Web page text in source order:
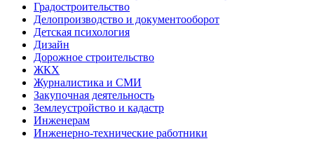
Градостроительство
Делопроизводство и документооборот
Детская психология
Дизайн
Дорожное строительство
ЖКХ
Журналистика и СМИ
Закупочная деятельность
Землеустройство и кадастр
Инженерам
Инженерно-технические работники